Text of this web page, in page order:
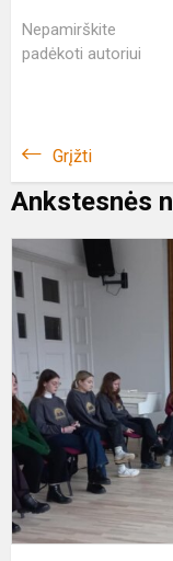
Nepamirškite
padėkoti autoriui
Grįžti
Ankstesnės